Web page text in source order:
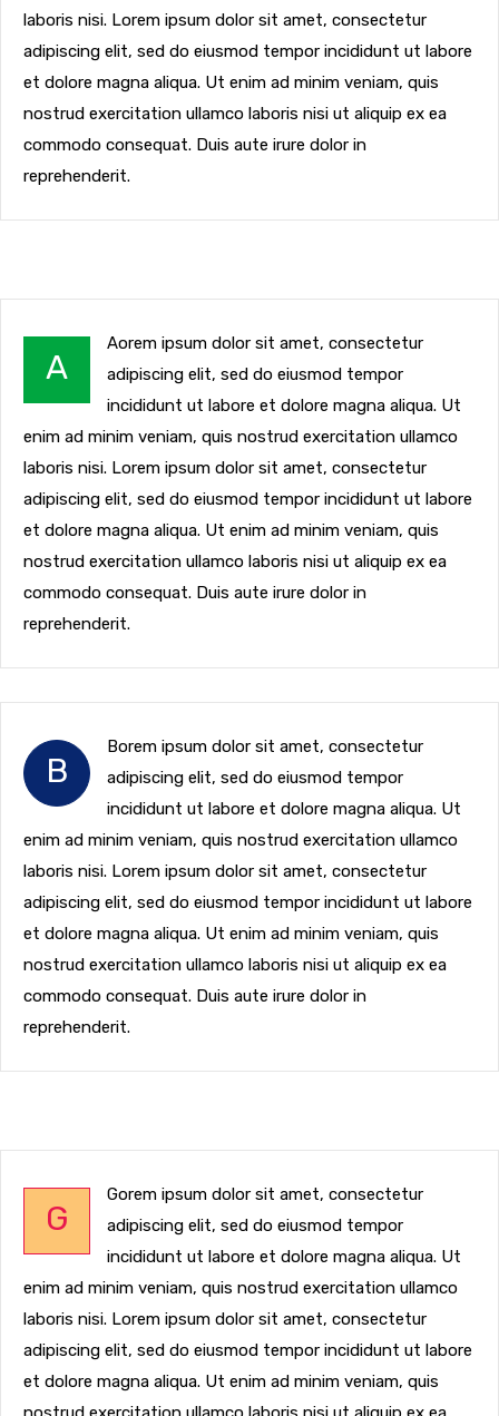
laboris nisi. Lorem ipsum dolor sit amet, consectetur
adipiscing elit, sed do eiusmod tempor incididunt ut labore
et dolore magna aliqua. Ut enim ad minim veniam, quis
nostrud exercitation ullamco laboris nisi ut aliquip ex ea
commodo consequat. Duis aute irure dolor in
reprehenderit.
A
Aorem ipsum dolor sit amet, consectetur
adipiscing elit, sed do eiusmod tempor
incididunt ut labore et dolore magna aliqua. Ut
enim ad minim veniam, quis nostrud exercitation ullamco
laboris nisi. Lorem ipsum dolor sit amet, consectetur
adipiscing elit, sed do eiusmod tempor incididunt ut labore
et dolore magna aliqua. Ut enim ad minim veniam, quis
nostrud exercitation ullamco laboris nisi ut aliquip ex ea
commodo consequat. Duis aute irure dolor in
reprehenderit.
B
Borem ipsum dolor sit amet, consectetur
adipiscing elit, sed do eiusmod tempor
incididunt ut labore et dolore magna aliqua. Ut
enim ad minim veniam, quis nostrud exercitation ullamco
laboris nisi. Lorem ipsum dolor sit amet, consectetur
adipiscing elit, sed do eiusmod tempor incididunt ut labore
et dolore magna aliqua. Ut enim ad minim veniam, quis
nostrud exercitation ullamco laboris nisi ut aliquip ex ea
commodo consequat. Duis aute irure dolor in
reprehenderit.
G
Gorem ipsum dolor sit amet, consectetur
adipiscing elit, sed do eiusmod tempor
incididunt ut labore et dolore magna aliqua. Ut
enim ad minim veniam, quis nostrud exercitation ullamco
laboris nisi. Lorem ipsum dolor sit amet, consectetur
adipiscing elit, sed do eiusmod tempor incididunt ut labore
et dolore magna aliqua. Ut enim ad minim veniam, quis